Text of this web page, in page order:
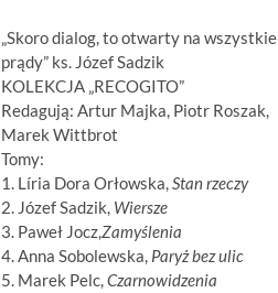
„Skoro dialog, to otwarty na wszystkie
prądy” ks. Józef Sadzik
KOLEKCJA „RECOGITO”
Redagują: Artur Majka, Piotr Roszak,
Marek Wittbrot
Tomy:
1. Líria Dora Orłowska,Stan rzeczy
2. Józef Sadzik, Wiersze
3. Paweł Jocz,Zamyślenia
4. Anna Sobolewska, Paryż bez ulic
5. Marek Pelc,Czarnowidzenia